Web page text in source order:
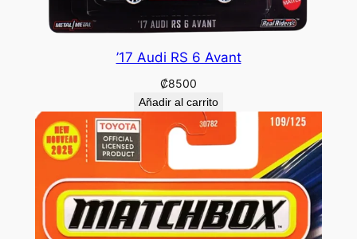
’17 Audi RS 6 Avant
₡8500
Añadir al carrito